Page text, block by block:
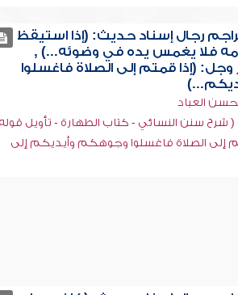
رجال إسناد حديث: (إذا استيقظ
فلا يغمس يده في وضوئه...) ,
وجل: (إذا قمتم إلى الصلاة فاغسلوا
العباد
سنن النسائي - كتاب الطهارة - تأويل قوله
إلى الصلاة فاغسلوا وجوهكم وأيديكم إلى